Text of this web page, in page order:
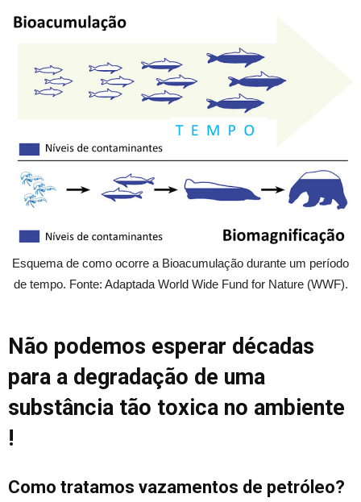
Esquema de como ocorre a Bioacumulação durante um período
de tempo. Fonte: Adaptada World Wide Fund for Nature (WWF).
Não podemos esperar décadas
para a degradação de uma
substância tão toxica no ambiente
!
Como tratamos vazamentos de petróleo?